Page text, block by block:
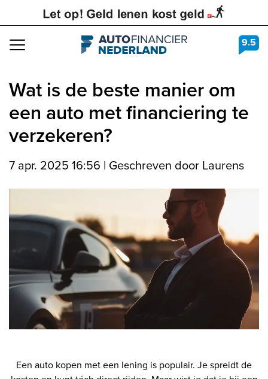
Navigation 9.5
Wat is de beste manier om
een auto met financiering te
verzekeren?
7 apr. 2025 16:56 | Geschreven door Laurens
Een auto kopen met een lening is populair. Je spreidt de